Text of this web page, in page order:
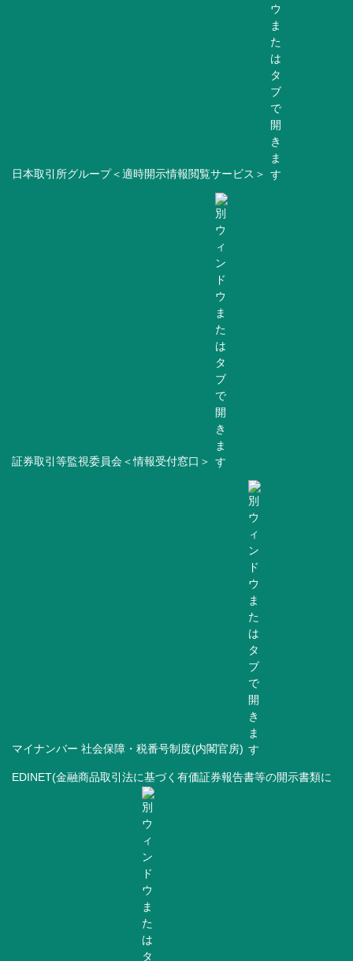
日本取引所グループ＜適時開示情報閲覧サービス＞
証券取引等監視委員会＜情報受付窓口＞
マイナンバー 社会保障・税番号制度(内閣官房)
EDINET(金融商品取引法に基づく有価証券報告書等の開示書類に